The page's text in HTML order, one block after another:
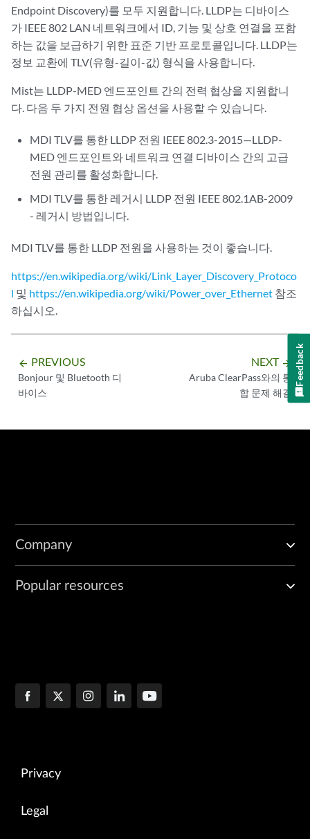
Endpoint Discovery)를 모두 지원합니다. LLDP는 디바이스
가 IEEE 802 LAN 네트워크에서 ID, 기능 및 상호 연결을 포함
하는 값을 보급하기 위한 표준 기반 프로토콜입니다. LLDP는
정보 교환에 TLV(유형-길이-값) 형식을 사용합니다.
Mist는 LLDP-MED 엔드포인트 간의 전력 협상을 지원합니
다. 다음 두 가지 전원 협상 옵션을 사용할 수 있습니다.
MDI TLV를 통한 LLDP 전원 IEEE 802.3-2015—LLDP-
MED 엔드포인트와 네트워크 연결 디바이스 간의 고급
전원 관리를 활성화합니다.
MDI TLV를 통한 레거시 LLDP 전원 IEEE 802.1AB-2009
- 레거시 방법입니다.
MDI TLV를 통한 LLDP 전원을 사용하는 것이 좋습니다.
https://en.wikipedia.org/wiki/Link_Layer_Discovery_Protoco
l 및 https://en.wikipedia.org/wiki/Power_over_Ethernet 참조
하십시오.
arrow_backward PREVIOUS
Bonjour 및 Bluetooth 디
바이스
NEXT arrow_forward
Aruba ClearPass와의 통
합 문제 해결
Company
Popular resources
Privacy
Legal
Feedback